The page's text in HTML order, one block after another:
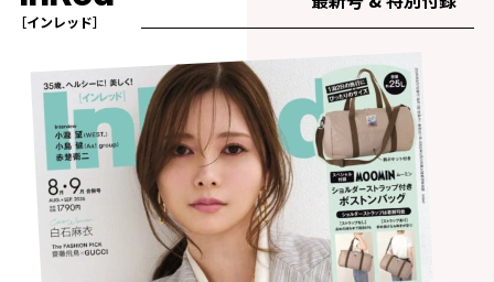
［インレッド］